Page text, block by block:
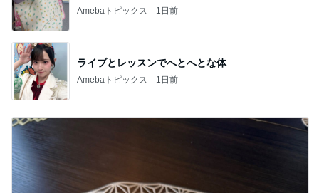
Amebaトピックス 1日前
ライブとレッスンでへとへとな体
Amebaトピックス 1日前